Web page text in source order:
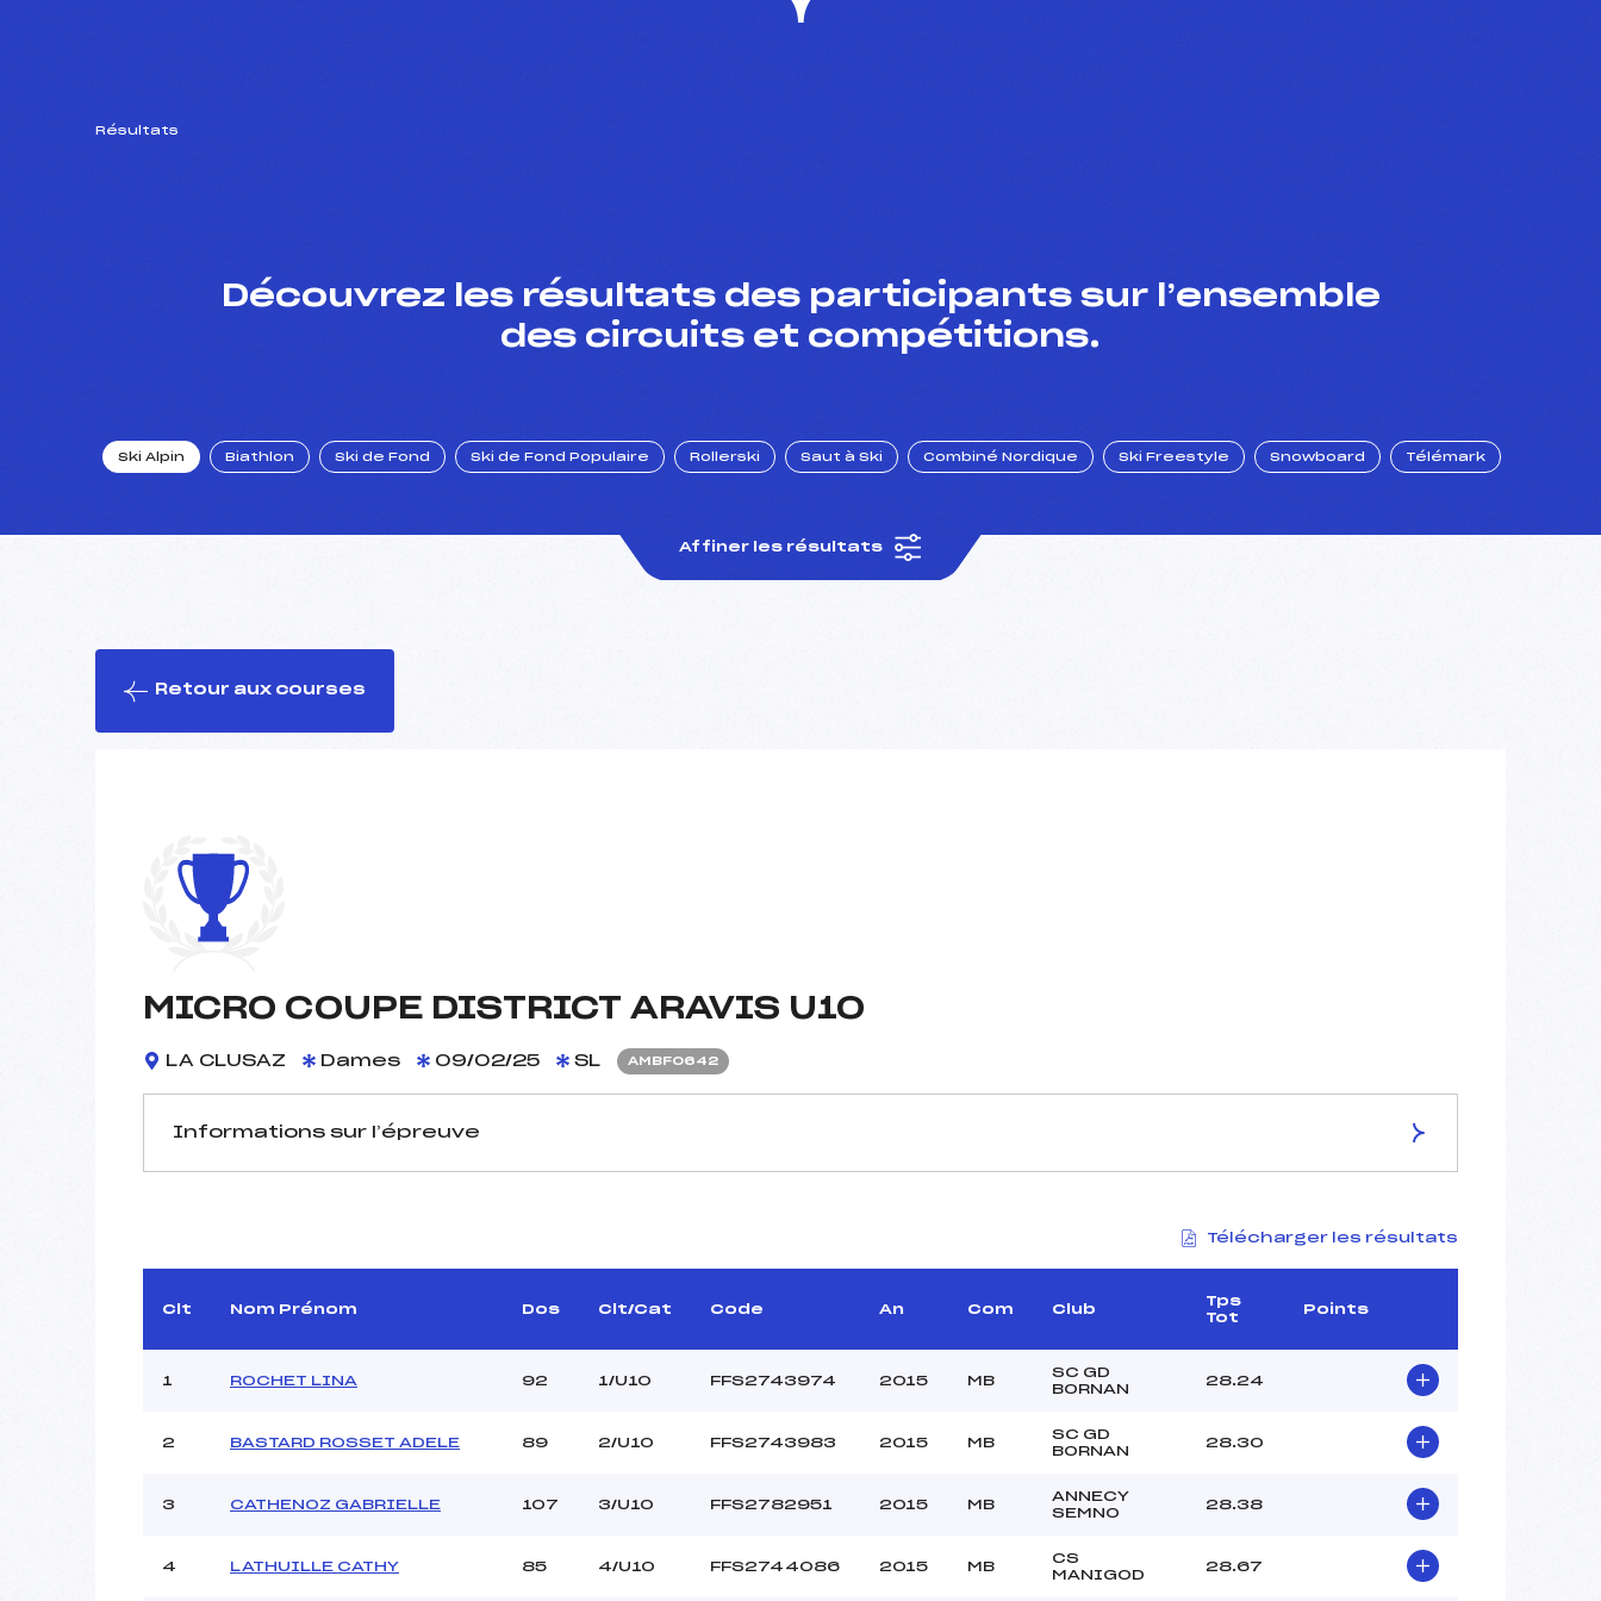
Résultats
Découvrez les résultats des participants sur l’ensemble
des circuits et compétitions.
Ski Alpin Biathlon Ski de Fond Ski de Fond Populaire Rollerski Saut à Ski Combiné Nordique Ski Freestyle Snowboard Télémark
Affiner les résultats
Retour aux courses
MICRO COUPE DISTRICT ARAVIS U10
LA CLUSAZ Dames 09/02/25 SL AMBF0642
Informations sur l’épreuve
Assistant :
–
L'ETALE
Altitude départ :
1455
Homologation :
3794/01/20
Ouvreurs A :
MISSILLIER GASPARD (MB)
Ouvreurs B :
Télécharger les résultats
Clt Nom Prénom Dos Clt/Cat Code An Com Club
Tps
Tot
Points
1 ROCHET LINA 92 1/U10 FFS2743974 2015 MB
SC GD
BORNAN
28.24
2 BASTARD ROSSET ADELE 89 2/U10 FFS2743983 2015 MB
SC GD
BORNAN
28.30
3 CATHENOZ GABRIELLE 107 3/U10 FFS2782951 2015 MB
ANNECY
SEMNO
28.38
4 LATHUILLE CATHY 85 4/U10 FFS2744086 2015 MB
CS
MANIGOD
28.67